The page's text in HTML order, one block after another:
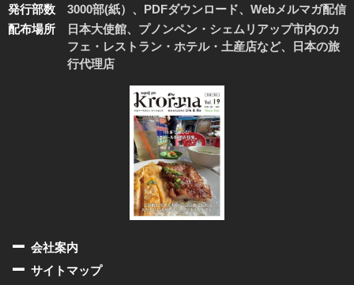
発行部数
3000部(紙）、PDFダウンロード、Webメルマガ配信
配布場所
日本大使館、プノンペン・シェムリアップ市内のカ
フェ・レストラン・ホテル・土産店など、日本の旅
行代理店
会社案内
サイトマップ